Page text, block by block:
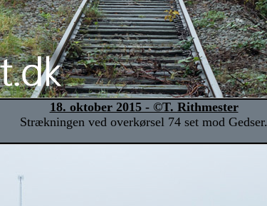
18. oktober 2015 - ©T. Rithmester
Strækningen ved overkørsel 74 set mod Gedser.